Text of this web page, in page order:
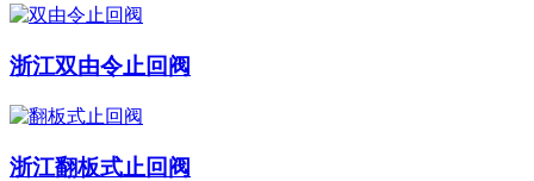
浙江双由令止回阀
浙江翻板式止回阀